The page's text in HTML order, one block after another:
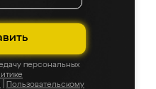
персональных
Пользовательскому